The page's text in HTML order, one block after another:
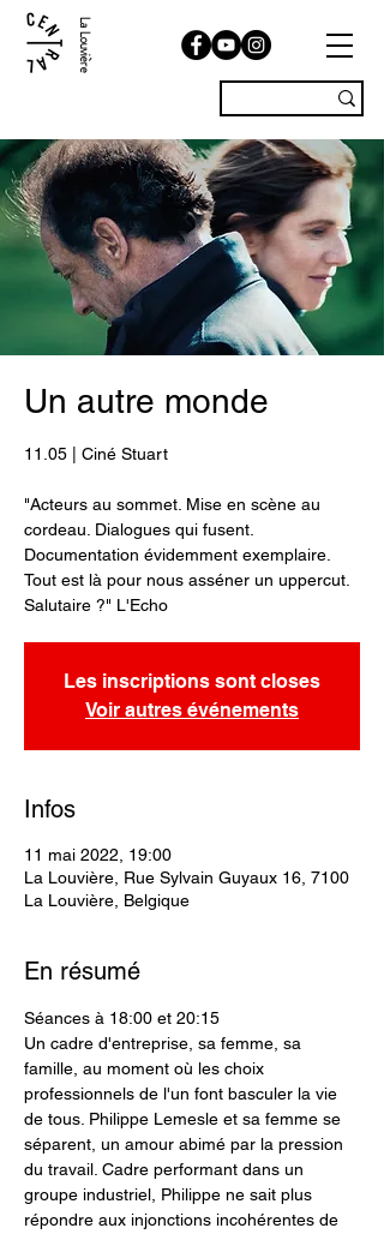
La Louvière
Un autre monde
11.05 | Ciné Stuart
"Acteurs au sommet. Mise en scène au
cordeau. Dialogues qui fusent.
Documentation évidemment exemplaire.
Tout est là pour nous asséner un uppercut.
Salutaire ?" L'Echo
Les inscriptions sont closes
Voir autres événements
Infos
11 mai 2022, 19:00
La Louvière, Rue Sylvain Guyaux 16, 7100
La Louvière, Belgique
En résumé
Séances à 18:00 et 20:15
Un cadre d'entreprise, sa femme, sa
famille, au moment où les choix
professionnels de l'un font basculer la vie
de tous. Philippe Lemesle et sa femme se
séparent, un amour abimé par la pression
du travail. Cadre performant dans un
groupe industriel, Philippe ne sait plus
répondre aux injonctions incohérentes de